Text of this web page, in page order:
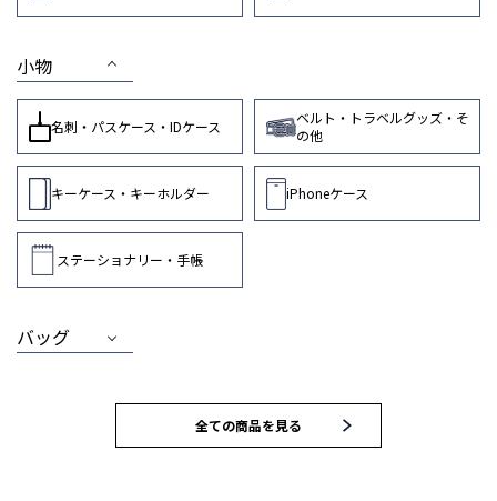
小物
名刺・パスケース・IDケース
ベルト・トラベルグッズ・そ
の他
キーケース・キーホルダー iPhoneケース
ステーショナリー・手帳
バッグ
トートバッグ トートバッグ
全ての商品を見る